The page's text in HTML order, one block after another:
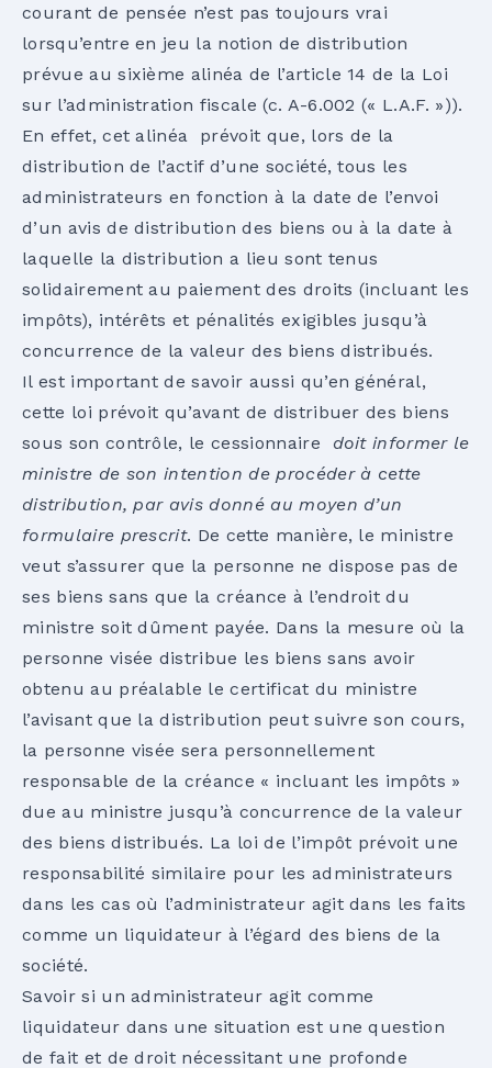
courant de pensée n’est pas toujours vrai
lorsqu’entre en jeu la notion de distribution
prévue au sixième alinéa de l’article 14 de la Loi
sur l’administration fiscale (c. A-6.002 (« L.A.F. »)).
En effet, cet alinéa prévoit que, lors de la
distribution de l’actif d’une société, tous les
administrateurs en fonction à la date de l’envoi
d’un avis de distribution des biens ou à la date à
laquelle la distribution a lieu sont tenus
solidairement au paiement des droits (incluant les
impôts), intérêts et pénalités exigibles jusqu’à
concurrence de la valeur des biens distribués.
Il est important de savoir aussi qu’en général,
cette loi prévoit qu’avant de distribuer des biens
sous son contrôle, le cessionnaire doit informer le
ministre de son intention de procéder à cette
distribution, par avis donné au moyen d’un
formulaire prescrit. De cette manière, le ministre
veut s’assurer que la personne ne dispose pas de
ses biens sans que la créance à l’endroit du
ministre soit dûment payée. Dans la mesure où la
personne visée distribue les biens sans avoir
obtenu au préalable le certificat du ministre
l’avisant que la distribution peut suivre son cours,
la personne visée sera personnellement
responsable de la créance « incluant les impôts »
due au ministre jusqu’à concurrence de la valeur
des biens distribués. La loi de l’impôt prévoit une
responsabilité similaire pour les administrateurs
dans les cas où l’administrateur agit dans les faits
comme un liquidateur à l’égard des biens de la
société.
Savoir si un administrateur agit comme
liquidateur dans une situation est une question
de fait et de droit nécessitant une profonde